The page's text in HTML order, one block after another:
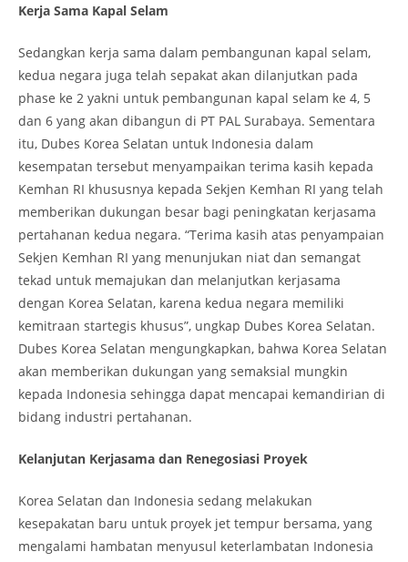
Kerja Sama Kapal Selam
Sedangkan kerja sama dalam pembangunan kapal selam,
kedua negara juga telah sepakat akan dilanjutkan pada
phase ke 2 yakni untuk pembangunan kapal selam ke 4, 5
dan 6 yang akan dibangun di PT PAL Surabaya. Sementara
itu, Dubes Korea Selatan untuk Indonesia dalam
kesempatan tersebut menyampaikan terima kasih kepada
Kemhan RI khususnya kepada Sekjen Kemhan RI yang telah
memberikan dukungan besar bagi peningkatan kerjasama
pertahanan kedua negara. “Terima kasih atas penyampaian
Sekjen Kemhan RI yang menunjukan niat dan semangat
tekad untuk memajukan dan melanjutkan kerjasama
dengan Korea Selatan, karena kedua negara memiliki
kemitraan startegis khusus”, ungkap Dubes Korea Selatan.
Dubes Korea Selatan mengungkapkan, bahwa Korea Selatan
akan memberikan dukungan yang semaksial mungkin
kepada Indonesia sehingga dapat mencapai kemandirian di
bidang industri pertahanan.
Kelanjutan Kerjasama dan Renegosiasi Proyek
Korea Selatan dan Indonesia sedang melakukan
kesepakatan baru untuk proyek jet tempur bersama, yang
mengalami hambatan menyusul keterlambatan Indonesia